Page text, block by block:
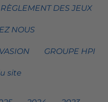
RÈGLEMENT DES JEUX
NOUS
GROUPE HPI
site